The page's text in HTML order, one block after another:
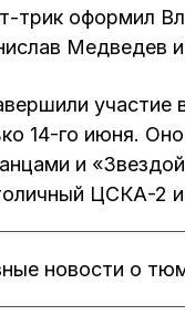
трик оформил
Медведев
участие
14-го июня.
и
ЦСКА-2
новости о